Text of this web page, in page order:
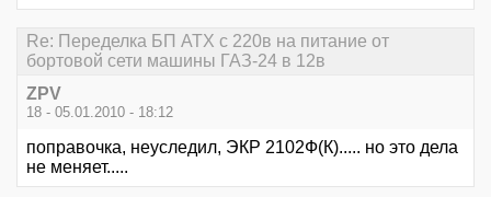
Re: Переделка БП ATX с 220в на питание от
бортовой сети машины ГАЗ-24 в 12в
ZPV
18 - 05.01.2010 - 18:12
поправочка, неуследил, ЭКР 2102Ф(К)..... но это дела
не меняет.....